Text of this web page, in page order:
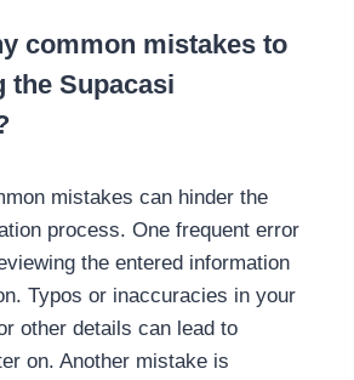
common mistakes to
the Supacasi
mistakes can hinder the
process. One frequent error
the entered information
Typos or inaccuracies in your
other details can lead to
on. Another mistake is